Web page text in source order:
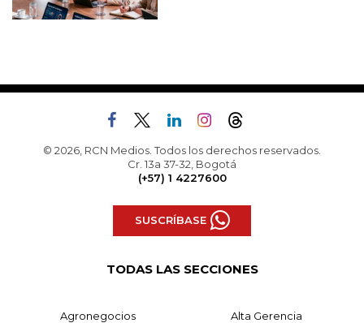
© 2026, RCN Medios. Todos los derechos reservados.
Cr. 13a 37-32, Bogotá
(+57) 1 4227600
SUSCRÍBASE
TODAS LAS SECCIONES
Agronegocios Alta Gerencia